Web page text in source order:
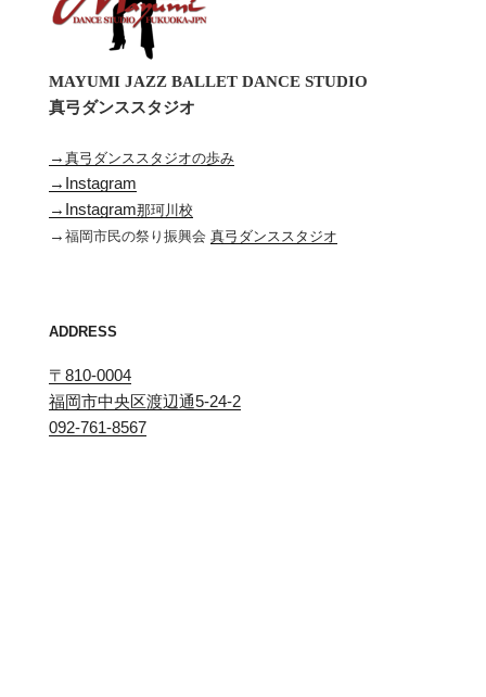
MAYUMI JAZZ BALLET DANCE STUDIO
真弓ダンススタジオ
→ 真弓ダンススタジオの歩み
→Instagram
→Instagram那珂川校
→ 福岡市民の祭り振興会 真弓ダンススタジオ
ADDRESS
〒810-0004
福岡市中央区渡辺通5-24-2
092-761-8567